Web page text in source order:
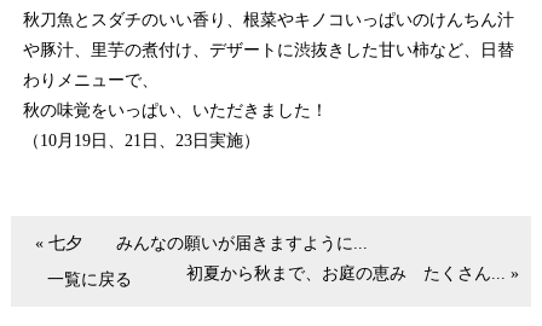
秋刀魚とスダチのいい香り、根菜やキノコいっぱいのけんちん汁
や豚汁、里芋の煮付け、デザートに渋抜きした甘い柿など、日替
わりメニューで、
秋の味覚をいっぱい、いただきました！
（10月19日、21日、23日実施）
« 七夕 みんなの願いが届きますように...
初夏から秋まで、お庭の恵み たくさん... »
一覧に戻る